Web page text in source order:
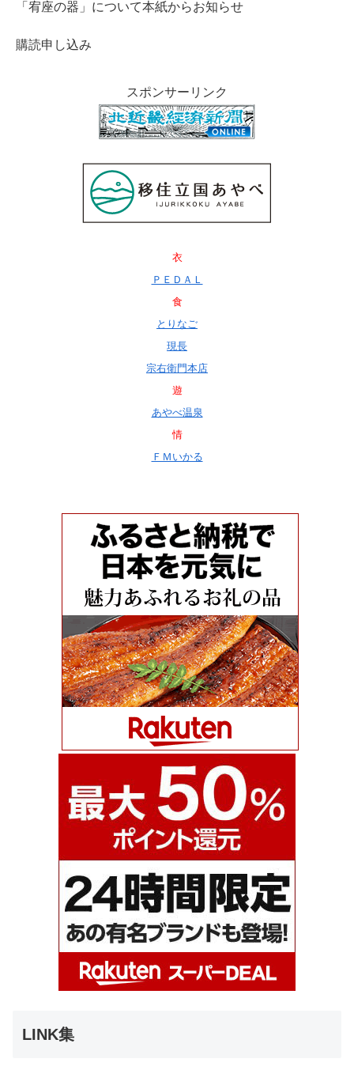
「宥座の器」について本紙からお知らせ
購読申し込み
スポンサーリンク
衣
ＰＥＤＡＬ
食
とりなご
現長
宗右衛門本店
遊
あやべ温泉
情
ＦＭいかる
LINK集